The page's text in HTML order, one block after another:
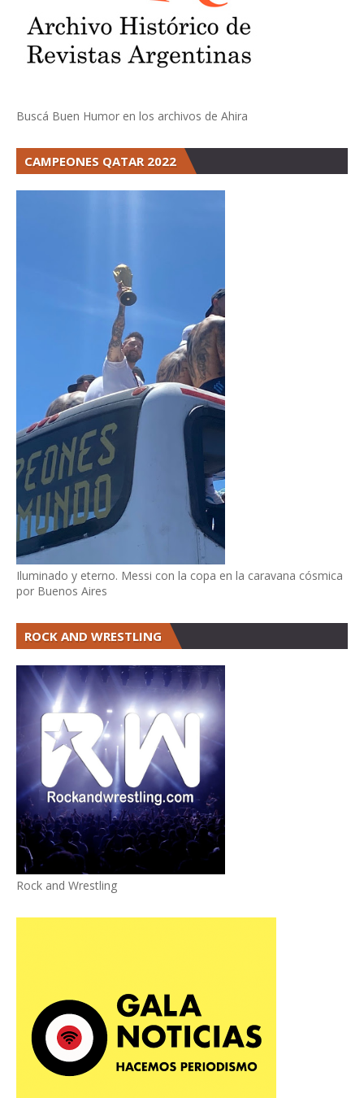
Buscá Buen Humor en los archivos de Ahira
CAMPEONES QATAR 2022
Iluminado y eterno. Messi con la copa en la caravana cósmica
por Buenos Aires
ROCK AND WRESTLING
Rock and Wrestling